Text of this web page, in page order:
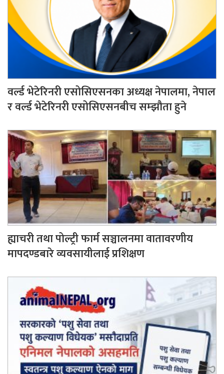
वर्ल्ड भेटेरिनरी एसोसिएसनका अध्यक्ष नेपालमा, नेपाल
र वर्ल्ड भेटेरिनरी एसोसिएसनबीच सम्झौता हुने
ह्याचरी तथा पोल्ट्री फार्म सञ्चालनमा वातावरणीय
मापदण्डबारे व्यवसायीलाई प्रशिक्षण